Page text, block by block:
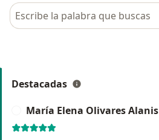
Busca en opiniones
Destacadas
María Elena Olivares Alanis